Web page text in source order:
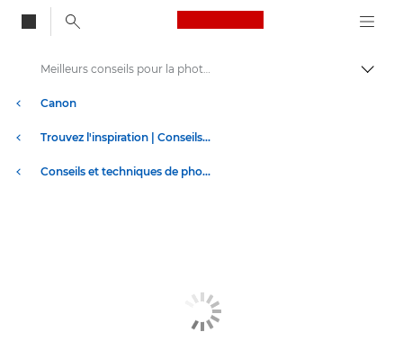
Canon Logo, back
Canon
Trouvez l'inspiration | Conseils de photographie et d'impression et guides de l'acheteur
Conseils et techniques de photographie et d'impression
Meilleurs conseils pour la photographie urbaine